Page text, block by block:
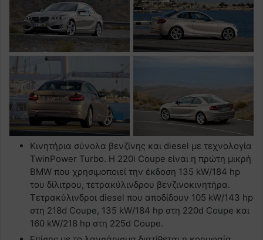
Κινητήρια σύνολα βενζίνης και diesel με τεχνολογία
TwinPower Turbo. Η 220i Coupe είναι η πρώτη μικρή
BMW που χρησιμοποιεί την έκδοση 135 kW/184 hp
του δίλιτρου, τετρακύλινδρου βενζινοκινητήρα.
Τετρακύλινδροι diesel που αποδίδουν 105 kW/143 hp
στη 218d Coupe, 135 kW/184 hp στη 220d Coupe και
160 kW/218 hp στη 225d Coupe.